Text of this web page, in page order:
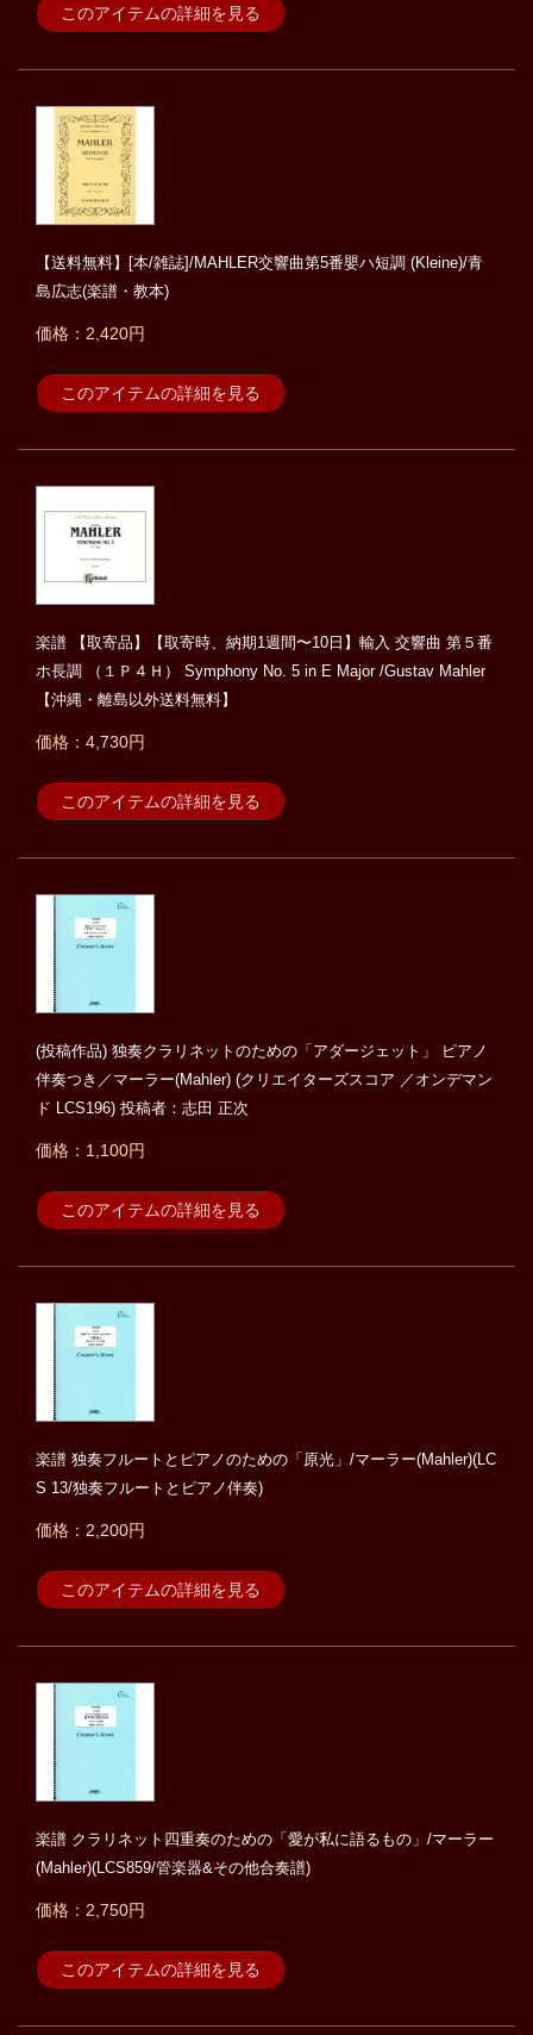
このアイテムの詳細を見る
【送料無料】[本/雑誌]/MAHLER交響曲第5番嬰ハ短調 (Kleine)/青
島広志(楽譜・教本)
価格：2,420円
このアイテムの詳細を見る
楽譜 【取寄品】【取寄時、納期1週間〜10日】輸入 交響曲 第５番
ホ長調 （１Ｐ４Ｈ） Symphony No. 5 in E Major /Gustav Mahler
【沖縄・離島以外送料無料】
価格：4,730円
このアイテムの詳細を見る
(投稿作品) 独奏クラリネットのための「アダージェット」 ピアノ
伴奏つき／マーラー(Mahler) (クリエイターズスコア ／オンデマン
ド LCS196) 投稿者：志田 正次
価格：1,100円
このアイテムの詳細を見る
楽譜 独奏フルートとピアノのための「原光」/マーラー(Mahler)(LC
S 13/独奏フルートとピアノ伴奏)
価格：2,200円
このアイテムの詳細を見る
楽譜 クラリネット四重奏のための「愛が私に語るもの」/マーラー
(Mahler)(LCS859/管楽器&その他合奏譜)
価格：2,750円
このアイテムの詳細を見る